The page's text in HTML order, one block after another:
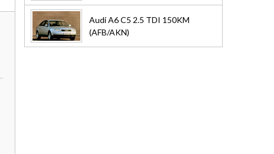
Audi A6 C5 2.5 TDI 150KM
(AFB/AKN)